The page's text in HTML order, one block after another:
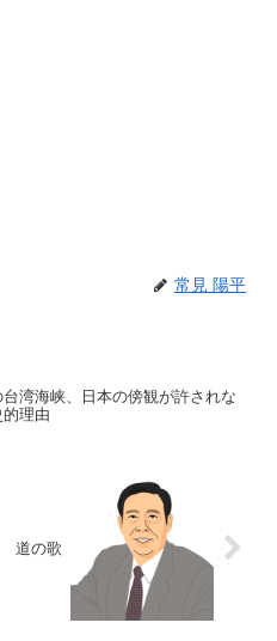
常見 陽平
湾海峡、日本の傍観が許されな
的理由
道の歌